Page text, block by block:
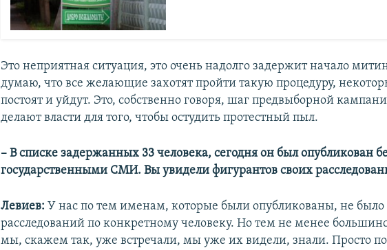
Это неприятная ситуация, это очень надолго задержит начало
думаю, что все желающие захотят пройти такую процедуру,
постоят и уйдут. Это, собственно говоря, шаг предвыборной
делают власти для того, чтобы остудить протестный пыл.
– В списке задержанных 33 человека, сегодня он был опубликован
государственными СМИ. Вы увидели фигурантов своих
Левиев:У нас по тем именам, которые были опубликованы, не
расследований по конкретному человеку. Но тем не менее
мы, скажем так, уже встречали, мы уже их видели, знали. Просто